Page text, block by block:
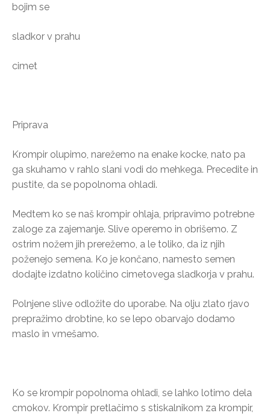
bojim se
sladkor v prahu
cimet
Priprava
Krompir olupimo, narežemo na enake kocke, nato pa
ga skuhamo v rahlo slani vodi do mehkega. Precedite in
pustite, da se popolnoma ohladi.
Medtem ko se naš krompir ohlaja, pripravimo potrebne
zaloge za zajemanje. Slive operemo in obrišemo. Z
ostrim nožem jih prerežemo, a le toliko, da iz njih
poženejo semena. Ko je končano, namesto semen
dodajte izdatno količino cimetovega sladkorja v prahu.
Polnjene slive odložite do uporabe. Na olju zlato rjavo
prepražimo drobtine, ko se lepo obarvajo dodamo
maslo in vmešamo.
Ko se krompir popolnoma ohladi, se lahko lotimo dela
cmokov. Krompir pretlačimo s stiskalnikom za krompir,